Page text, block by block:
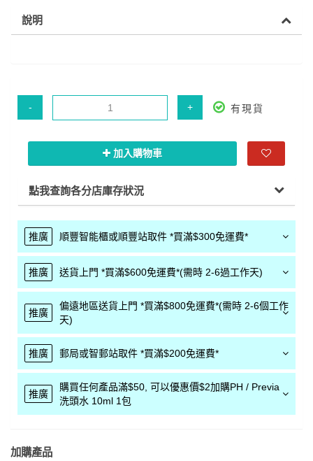
說明
- + 有現貨
加入購物車
點我查詢各分店庫存狀況
推廣 順豐智能櫃或順豐站取件 *買滿$300免運費*
推廣 送貨上門 *買滿$600免運費*(需時 2-6過工作天)
推廣
偏遠地區送貨上門 *買滿$800免運費*(需時 2-6個工作
天)
推廣 郵局或智郵站取件 *買滿$200免運費*
推廣
購買任何產品滿$50, 可以優惠價$2加購PH / Previa
洗頭水 10ml 1包
加購產品